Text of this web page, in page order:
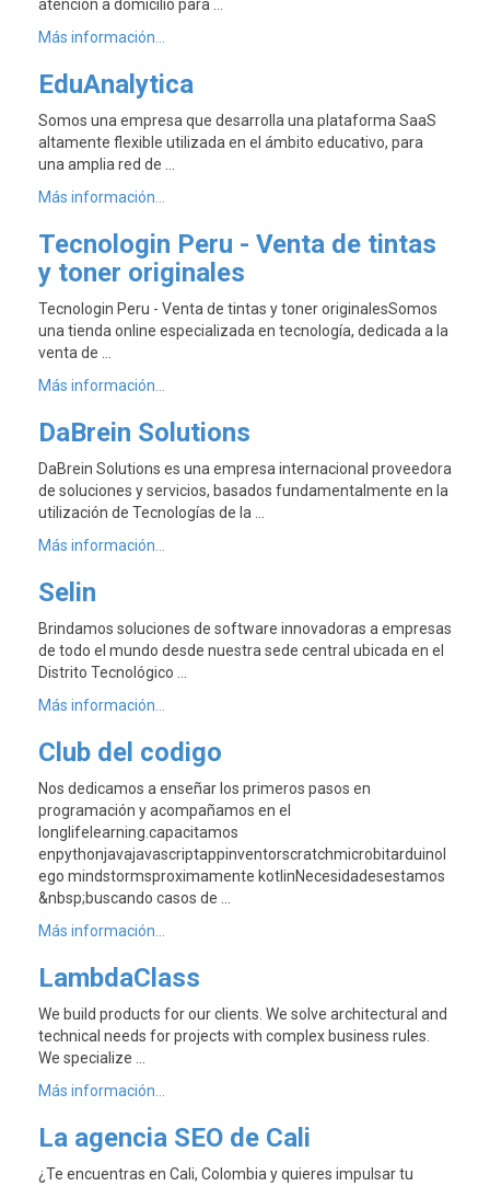
atención a domicilio para …
Más información...
EduAnalytica
Somos una empresa que desarrolla una plataforma SaaS
altamente flexible utilizada en el ámbito educativo, para
una amplia red de …
Más información...
Tecnologin Peru - Venta de tintas
y toner originales
Tecnologin Peru - Venta de tintas y toner originalesSomos
una tienda online especializada en tecnología, dedicada a la
venta de …
Más información...
DaBrein Solutions
DaBrein Solutions es una empresa internacional proveedora
de soluciones y servicios, basados fundamentalmente en la
utilización de Tecnologías de la …
Más información...
Selin
Brindamos soluciones de software innovadoras a empresas
de todo el mundo desde nuestra sede central ubicada en el
Distrito Tecnológico …
Más información...
Club del codigo
Nos dedicamos a enseñar los primeros pasos en
programación y acompañamos en el
longlifelearning.capacitamos
enpythonjavajavascriptappinventorscratchmicrobitarduinol
ego mindstormsproximamente kotlinNecesidadesestamos
&nbsp;buscando casos de …
Más información...
LambdaClass
We build products for our clients. We solve architectural and
technical needs for projects with complex business rules.
We specialize …
Más información...
La agencia SEO de Cali
¿Te encuentras en Cali, Colombia y quieres impulsar tu